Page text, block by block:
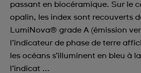
passant en biocéramique. Sur le
opalin, les index sont recouverts
LumiNova® grade A (émission
l’indicateur de phase de terre
les océans s’illuminent en bleu à
l’indicat ...